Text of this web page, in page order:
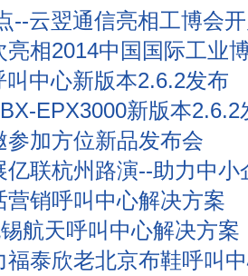
--云翌通信亮相工博会
亮相2014中国国际工业
中心新版本2.6.2发布
EPX3000新版本2.6.2
参加方位新品发布会
亿联杭州路演--助力中小
营销呼叫中心解决方案
航天呼叫中心解决方案
福泰欣老北京布鞋呼叫